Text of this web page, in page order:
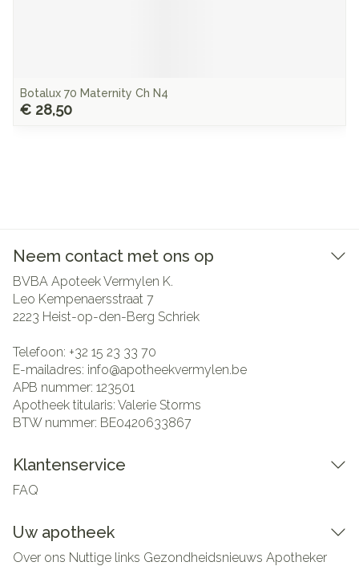
Botalux 70 Maternity Ch N4
€ 28,50
Neem contact met ons op
BVBA Apoteek Vermylen K.
Leo Kempenaersstraat 7
2223 Heist-op-den-Berg Schriek
Telefoon: +32 15 23 33 70
E-mailadres: info@apotheekvermylen.be
APB nummer: 123501
Apotheek titularis: Valerie Storms
BTW nummer: BE0420633867
Klantenservice
FAQ
Uw apotheek
Over ons Nuttige links Gezondheidsnieuws Apotheker